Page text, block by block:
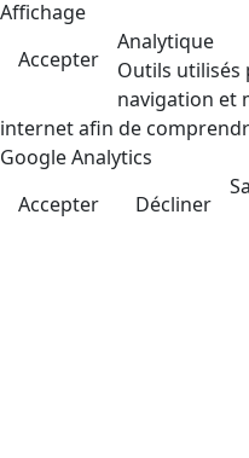
Affichage
Accepter
Analytique
Outils utilisés
navigation et
internet afin de
Google Analytics
Accepter
Décliner